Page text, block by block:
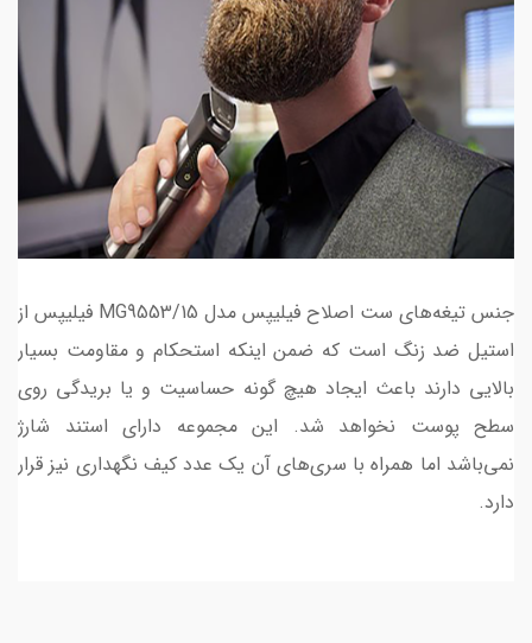
جنس تیغه‌های ست اصلاح فیلیپس مدل MG9553/15 فیلیپس از
استیل ضد زنگ است که ضمن اینکه استحکام و مقاومت بسیار
بالایی دارند باعث ایجاد هیچ گونه حساسیت و یا بریدگی روی
سطح پوست نخواهد شد. این مجموعه دارای استند شارژ
نمی‌باشد اما همراه با سری‌های آن یک عدد کیف نگهداری نیز قرار
دارد.